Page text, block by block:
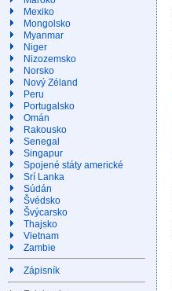
Mexiko
Mongolsko
Myanmar
Niger
Nizozemsko
Norsko
Nový Zéland
Peru
Portugalsko
Omán
Rakousko
Senegal
Singapur
Spojené státy americké
Srí Lanka
Súdán
Švédsko
Švýcarsko
Thajsko
Vietnam
Zambie
Zápisník